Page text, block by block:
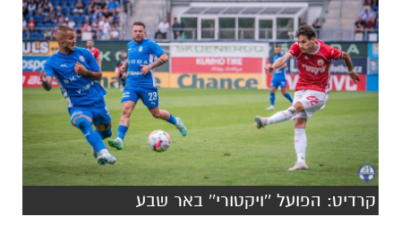
קרדיט: הפועל ''ויקטורי'' באר שבע
הפועל באר שבע פגשה הערב את מלאדה
בולסלאב הצ'כית במסגרת הקונפרנס ליג ורשמה
תיקו 1:1, זאת למרות שהייתה הקבוצה העדיפה